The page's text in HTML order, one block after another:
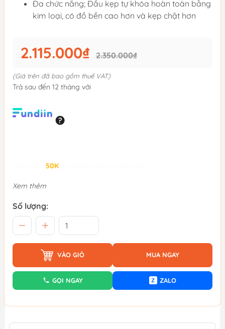
Đa chức năng; Đầu kẹp tự khóa hoàn toàn bằng
kim loại, có đồ bền cao hơn và kẹp chặt hơn
2.115.000₫ 2.350.000₫
(Giá trên đã bao gồm thuế VAT)
Trả sau đến 12 tháng với
50K
Xem thêm
Số lượng:
VÀO GIỎ MUA NGAY
GỌI NGAY Z ZALO